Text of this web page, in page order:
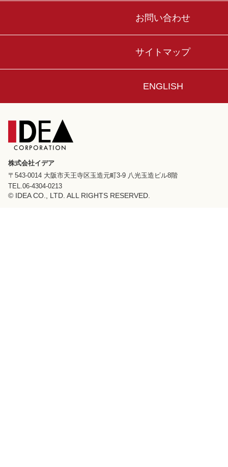
お問い合わせ
サイトマップ
ENGLISH
株式会社イデア
〒543-0014 大阪市天王寺区玉造元町3-9 八光玉造ビル8階
TEL.06-4304-0213
© IDEA CO., LTD. ALL RIGHTS RESERVED.